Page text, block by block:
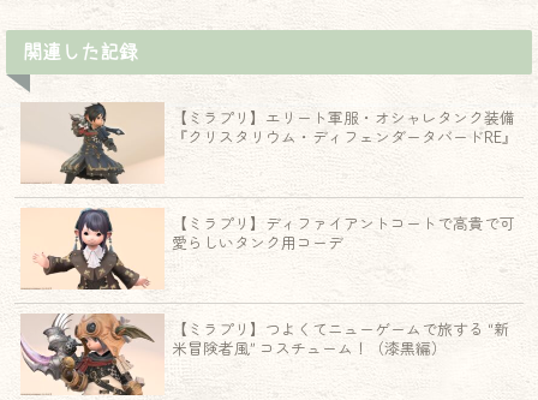
関連した記録
【ミラプリ】エリート軍服・オシャレタンク装備
『クリスタリウム・ディフェンダータバードRE』
【ミラプリ】ディファイアントコートで高貴で可
愛らしいタンク用コーデ
【ミラプリ】つよくてニューゲームで旅する “新
米冒険者風” コスチューム！（漆黒編）